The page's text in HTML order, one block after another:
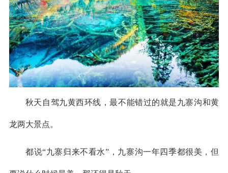
秋天自驾九黄西环线，最不能错过的就是九寨沟和黄
龙两大景点。
都说“九寨归来不看水”，九寨沟一年四季都很美，但